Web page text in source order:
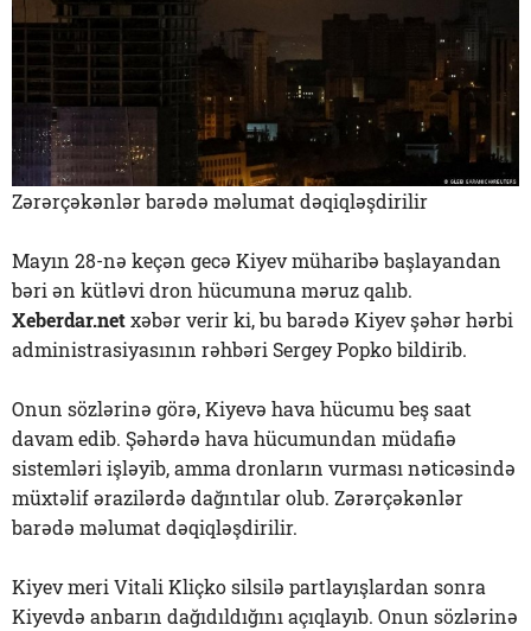
Zərərçəkənlər barədə məlumat dəqiqləşdirilir
Mayın 28-nə keçən gecə Kiyev müharibə başlayandan
bəri ən kütləvi dron hücumuna məruz qalıb.
Xeberdar.netxəbər verir ki, bu barədə Kiyev şəhər hərbi
administrasiyasının rəhbəri Sergey Popko bildirib.
Onun sözlərinə görə, Kiyevə hava hücumu beş saat
davam edib. Şəhərdə hava hücumundan müdafiə
sistemləri işləyib, amma dronların vurması nəticəsində
müxtəlif ərazilərdə dağıntılar olub. Zərərçəkənlər
barədə məlumat dəqiqləşdirilir.
Kiyev meri Vitali Kliçko silsilə partlayışlardan sonra
Kiyevdə anbarın dağıdıldığını açıqlayıb. Onun sözlərinə